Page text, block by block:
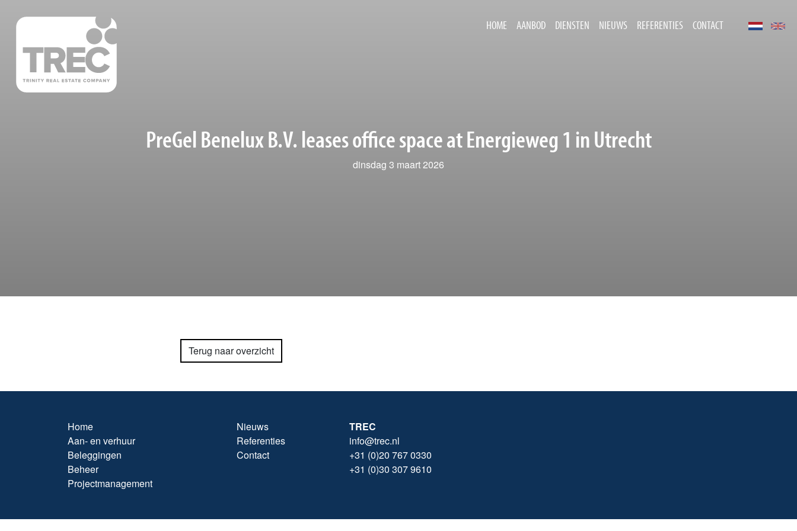
HOME AANBOD DIENSTEN NIEUWS REFERENTIES CONTACT
PreGel Benelux B.V. leases office space at Energieweg 1 in Utrecht
dinsdag 3 maart 2026
Terug naar overzicht
Home
Aan- en verhuur
Beleggingen
Beheer
Projectmanagement
Nieuws
Referenties
Contact
TREC
info@trec.nl
+31 (0)20 767 0330
+31 (0)30 307 9610